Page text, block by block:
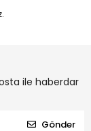
ile haberdar
Gönder